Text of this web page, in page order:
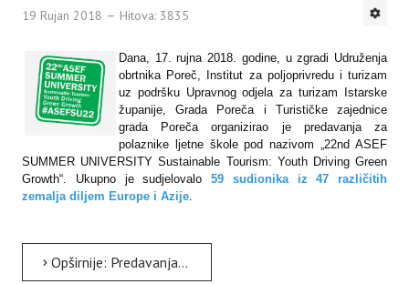
19 Rujan 2018 Hitova: 3835
Dana, 17. rujna 2018. godine, u zgradi Udruženja
obrtnika Poreč, Institut za poljoprivredu i turizam
uz podršku Upravnog odjela za turizam Istarske
županije, Grada Poreča i Turističke zajednice
grada Poreča organizirao je predavanja za
polaznike ljetne škole pod nazivom „22nd ASEF
SUMMER UNIVERSITY Sustainable Tourism: Youth Driving Green
Growth“. Ukupno je sudjelovalo 59 sudionika iz 47 različitih
zemalja diljem Europe i Azije.
Opširnije: Predavanja u sklopu ljetne škole „22nd ASEF SUMMER UNIVERSITY Sustainable Tourism: Youth Driving...